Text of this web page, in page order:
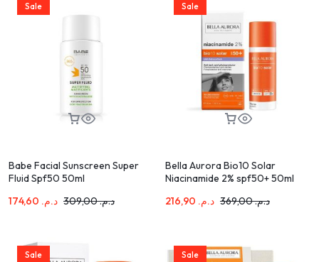
Sale
Babe Facial Sunscreen Super
Fluid Spf50 50ml
د.م.309,00 د.م.
Sale
Bella Aurora Bio10 Solar
Niacinamide 2% spf50+ 50ml
د.م.369,00 د.م.
Sale Sale